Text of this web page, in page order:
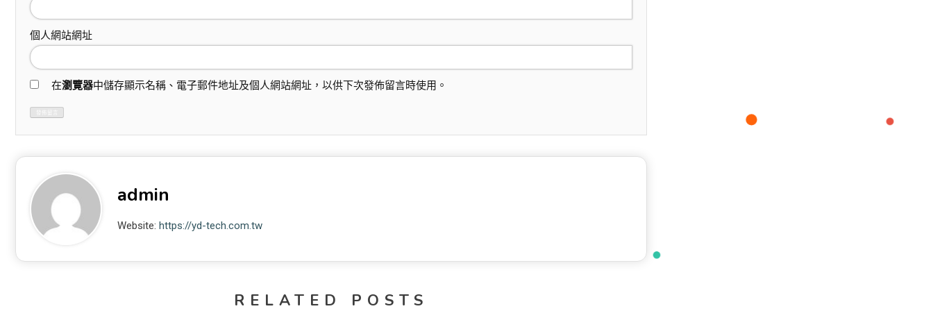
個人網站網址
在瀏覽器中儲存顯示名稱、電子郵件地址及個人網站網址，以供下次發佈留言時使用。
admin
Website: https://yd-tech.com.tw
RELATED POSTS